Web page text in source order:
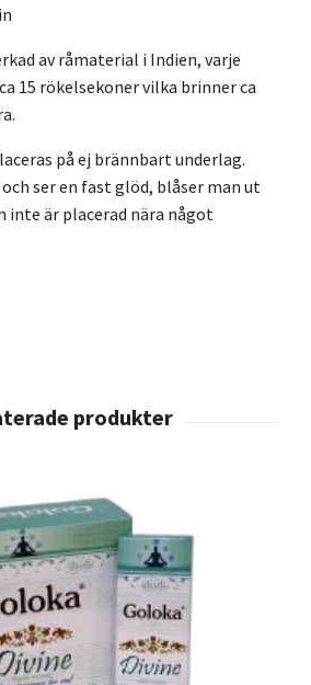
av råmaterial i Indien, varje
15 rökelsekoner vilka brinner ca
på ej brännbart underlag.
ser en fast glöd, blåser man ut
inte är placerad nära något